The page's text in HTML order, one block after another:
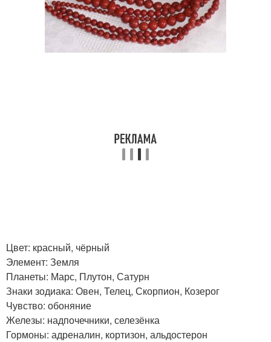
Цвет: красный, чёрный
Элемент: Земля
Планеты: Марс, Плутон, Сатурн
Знаки зодиака: Овен, Телец, Скорпион, Козерог
Чувство: обоняние
Железы: надпочечники, селезёнка
Гормоны: адреналин, кортизон, альдостерон